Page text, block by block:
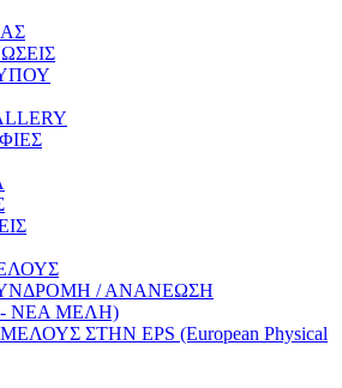
/ ΑΝΑΝΕΩΣΗ
ΝΕΑ ΜΕΛΗ)
ΣΤΗΝ EPS (European Physical